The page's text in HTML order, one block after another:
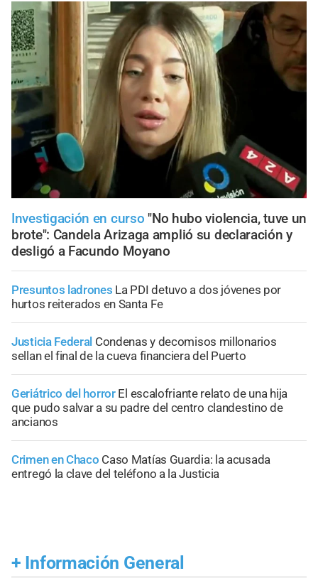
Investigación en curso "No hubo violencia, tuve un
brote": Candela Arizaga amplió su declaración y
desligó a Facundo Moyano
Presuntos ladrones La PDI detuvo a dos jóvenes por
hurtos reiterados en Santa Fe
Justicia Federal Condenas y decomisos millonarios
sellan el final de la cueva financiera del Puerto
Geriátrico del horror El escalofriante relato de una hija
que pudo salvar a su padre del centro clandestino de
ancianos
Crimen en Chaco Caso Matías Guardia: la acusada
entregó la clave del teléfono a la Justicia
+ Información General